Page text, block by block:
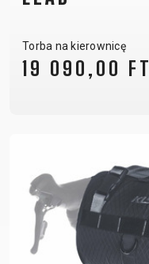
Torba na kierownicę
19 090,00 FT